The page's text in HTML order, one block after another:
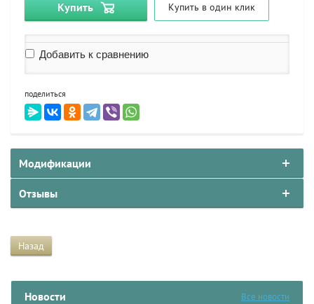
Новости Все новости
Купить Купить в один клик
Добавить к сравнению
поделиться
Модификации
Отзывы
Назад